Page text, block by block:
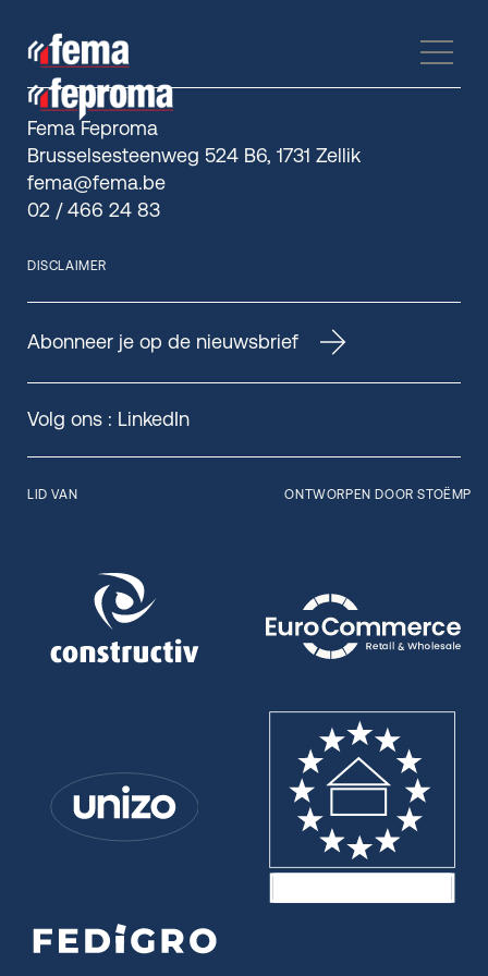
Fema Feproma
Brusselsesteenweg 524 B6, 1731 Zellik
fema@fema.be
02 / 466 24 83
DISCLAIMER
Abonneer je op de nieuwsbrief
Volg ons : LinkedIn
LID VAN ONTWORPEN DOOR STOËMP